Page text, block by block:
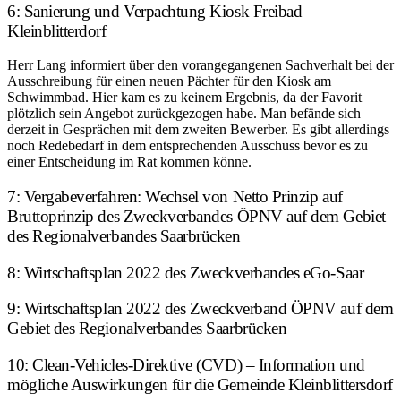
6: Sanierung und Verpachtung Kiosk Freibad
Kleinblitterdorf
Herr Lang informiert über den vorangegangenen Sachverhalt bei der
Ausschreibung für einen neuen Pächter für den Kiosk am
Schwimmbad. Hier kam es zu keinem Ergebnis, da der Favorit
plötzlich sein Angebot zurückgezogen habe. Man befände sich
derzeit in Gesprächen mit dem zweiten Bewerber. Es gibt allerdings
noch Redebedarf in dem entsprechenden Ausschuss bevor es zu
einer Entscheidung im Rat kommen könne.
7: Vergabeverfahren: Wechsel von Netto Prinzip auf
Bruttoprinzip des Zweckverbandes ÖPNV auf dem Gebiet
des Regionalverbandes Saarbrücken
8: Wirtschaftsplan 2022 des Zweckverbandes eGo-Saar
9: Wirtschaftsplan 2022 des Zweckverband ÖPNV auf dem
Gebiet des Regionalverbandes Saarbrücken
10: Clean-Vehicles-Direktive (CVD) – Information und
mögliche Auswirkungen für die Gemeinde Kleinblittersdorf